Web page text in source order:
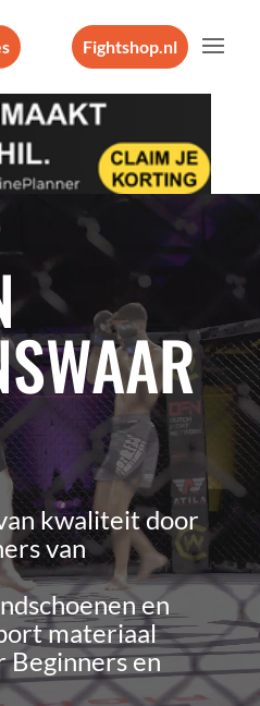
Fightshop.nl
kwaliteit door
van
en
materiaal
Beginners en